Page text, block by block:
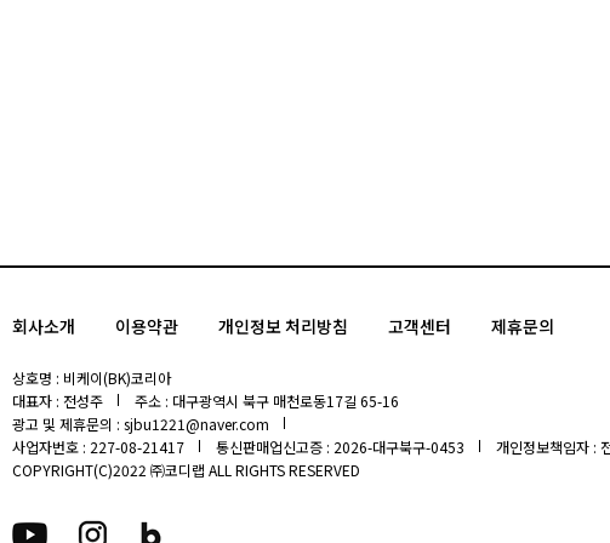
회사소개 이용약관 개인정보 처리방침 고객센터 제휴문의
상호명 : 비케이(BK)코리아
대표자 : 전성주
주소 : 대구광역시 북구 매천로동17길 65-16
광고 및 제휴문의 : sjbu1221@naver.com
사업자번호 : 227-08-21417
통신판매업신고증 : 2026-대구북구-0453 개인정보책임자 :
COPYRIGHT(C)2022 ㈜코디랩 ALL RIGHTS RESERVED